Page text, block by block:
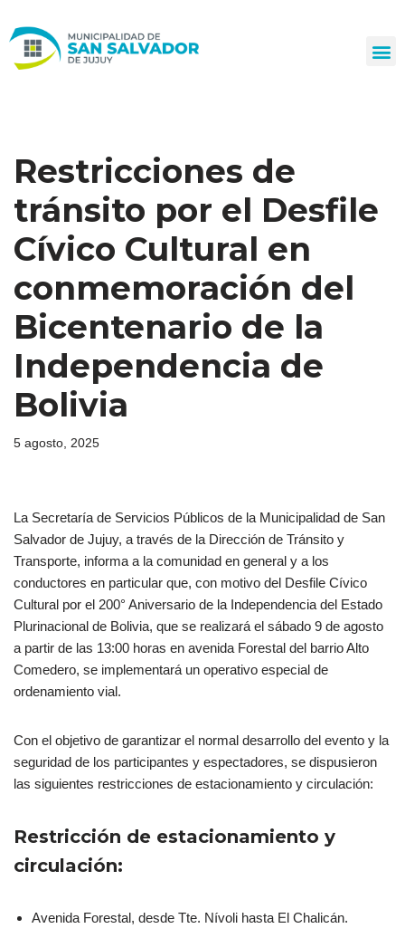
al
Restricciones de
tránsito por el Desfile
Cívico Cultural en
conmemoración del
Bicentenario de la
Independencia de
Bolivia
5 agosto, 2025
La Secretaría de Servicios Públicos de la Municipalidad de San
Salvador de Jujuy, a través de la Dirección de Tránsito y
Transporte, informa a la comunidad en general y a los
conductores en particular que, con motivo del Desfile Cívico
Cultural por el 200° Aniversario de la Independencia del Estado
Plurinacional de Bolivia, que se realizará el sábado 9 de agosto
a partir de las 13:00 horas en avenida Forestal del barrio Alto
Comedero, se implementará un operativo especial de
ordenamiento vial.
Con el objetivo de garantizar el normal desarrollo del evento y la
seguridad de los participantes y espectadores, se dispusieron
las siguientes restricciones de estacionamiento y circulación:
Restricción de estacionamiento y
circulación:
Avenida Forestal, desde Tte. Nívoli hasta El Chalicán.